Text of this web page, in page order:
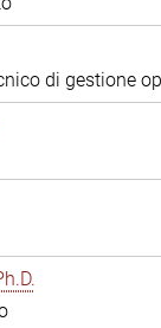
di gestione